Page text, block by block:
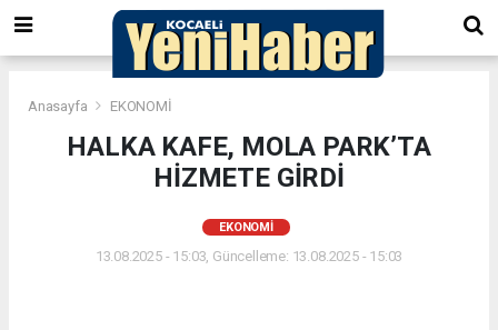
Anasayfa EKONOMİ
HALKA KAFE, MOLA PARK’TA
HİZMETE GİRDİ
EKONOMİ
13.08.2025 - 15:03, Güncelleme: 13.08.2025 - 15:03